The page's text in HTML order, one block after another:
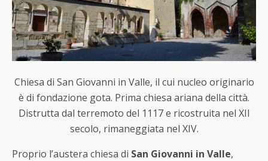
Chiesa di San Giovanni in Valle, il cui nucleo originario
è di fondazione gota. Prima chiesa ariana della città.
Distrutta dal terremoto del 1117 e ricostruita nel XII
secolo, rimaneggiata nel XIV.
Proprio l’austera chiesa di San Giovanni in Valle,